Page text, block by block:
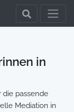
in
die passende
Mediation in